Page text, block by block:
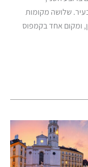
שלושה מקומות
ומקום אחד בקמפוס